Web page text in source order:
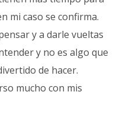
mi caso se confirma.
y a darle vueltas
y no es algo que
de hacer.
mucho con mis